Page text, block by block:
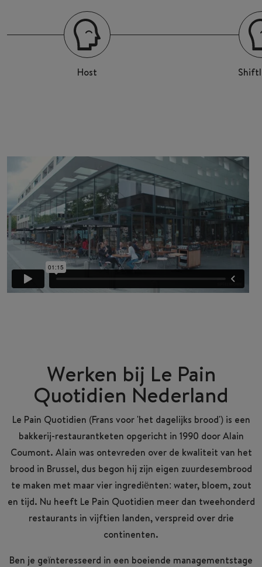
Host
Werken bij Le Pain
Quotidien Nederland
Le Pain Quotidien (Frans voor 'het dagelijks brood') is een
bakkerij-restaurantketen opgericht in 1990 door Alain
Coumont. Alain was ontevreden over de kwaliteit van het
brood in Brussel, dus begon hij zijn eigen zuurdesembrood
te maken met maar vier ingrediënten: water, bloem, zout
en tijd. Nu heeft Le Pain Quotidien meer dan tweehonderd
restaurants in vijftien landen, verspreid over drie
continenten.
Ben je geïnteresseerd in een boeiende managementstage